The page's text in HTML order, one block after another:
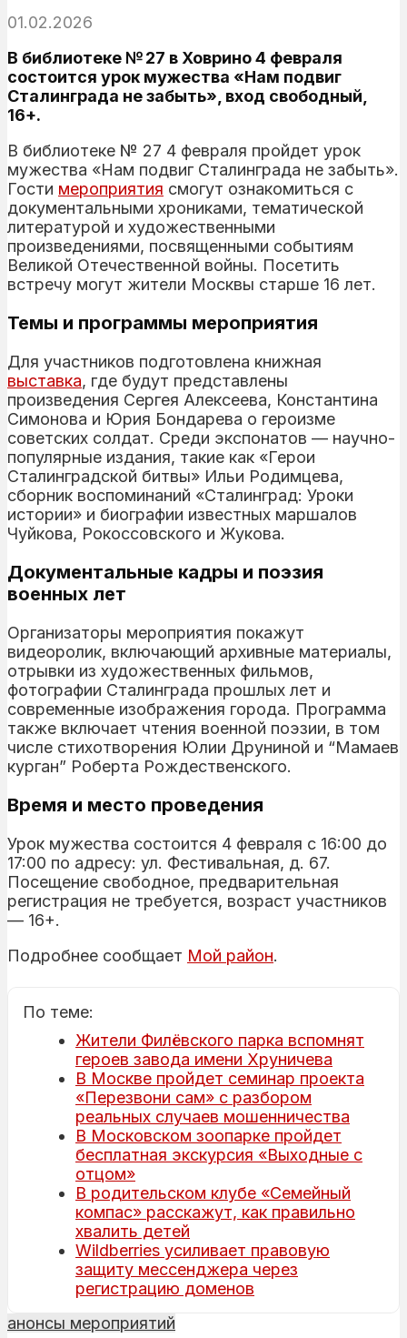
01.02.2026
В библиотеке № 27 в Ховрино 4 февраля
состоится урок мужества «Нам подвиг
Сталинграда не забыть», вход свободный,
16+.
В библиотеке № 27 4 февраля пройдет урок
мужества «Нам подвиг Сталинграда не забыть».
Гости мероприятия смогут ознакомиться с
документальными хрониками, тематической
литературой и художественными
произведениями, посвященными событиям
Великой Отечественной войны. Посетить
встречу могут жители Москвы старше 16 лет.
Темы и программы мероприятия
Для участников подготовлена книжная
выставка, где будут представлены
произведения Сергея Алексеева, Константина
Симонова и Юрия Бондарева о героизме
советских солдат. Среди экспонатов — научно-
популярные издания, такие как «Герои
Сталинградской битвы» Ильи Родимцева,
сборник воспоминаний «Сталинград: Уроки
истории» и биографии известных маршалов
Чуйкова, Рокоссовского и Жукова.
Документальные кадры и поэзия
военных лет
Организаторы мероприятия покажут
видеоролик, включающий архивные материалы,
отрывки из художественных фильмов,
фотографии Сталинграда прошлых лет и
современные изображения города. Программа
также включает чтения военной поэзии, в том
числе стихотворения Юлии Друниной и “Мамаев
курган” Роберта Рождественского.
Время и место проведения
Урок мужества состоится 4 февраля с 16:00 до
17:00 по адресу: ул. Фестивальная, д. 67.
Посещение свободное, предварительная
регистрация не требуется, возраст участников
— 16+.
Подробнее сообщает Мой район.
По теме:
Жители Филёвского парка вспомнят
героев завода имени Хруничева
В Москве пройдет семинар проекта
«Перезвони сам» с разбором
реальных случаев мошенничества
В Московском зоопарке пройдет
бесплатная экскурсия «Выходные с
отцом»
В родительском клубе «Семейный
компас» расскажут, как правильно
хвалить детей
Wildberries усиливает правовую
защиту мессенджера через
регистрацию доменов
анонсы мероприятий